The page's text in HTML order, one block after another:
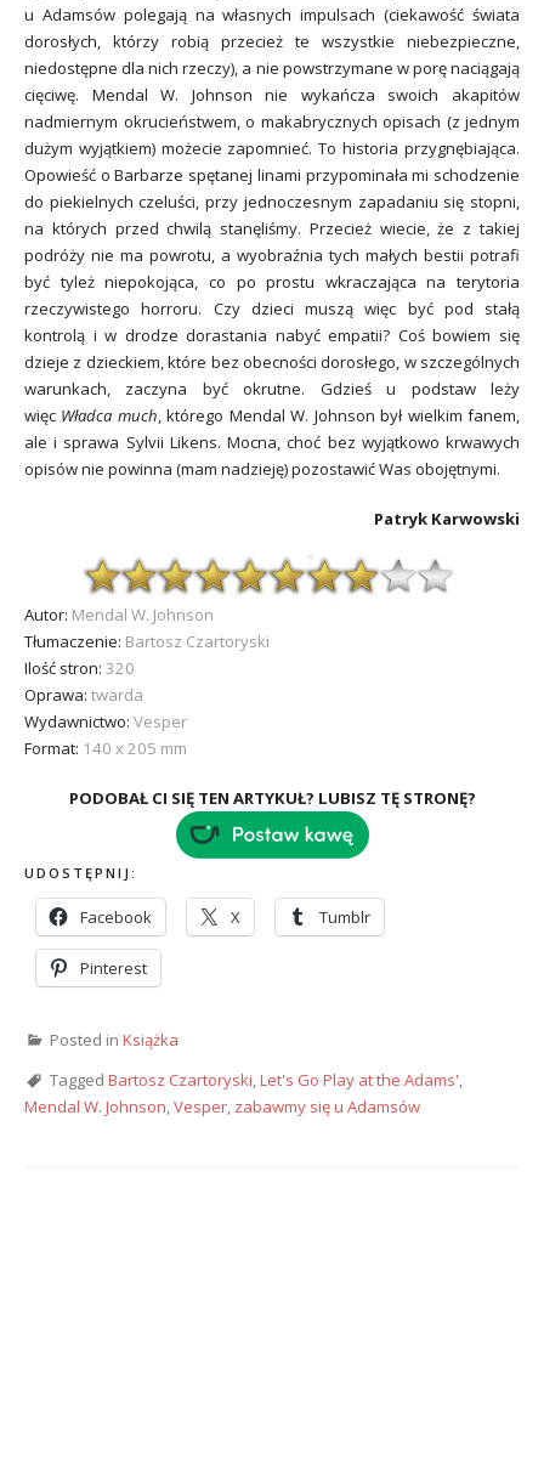
u Adamsów polegają na własnych impulsach (ciekawość świata
dorosłych, którzy robią przecież te wszystkie niebezpieczne,
niedostępne dla nich rzeczy), a nie powstrzymane w porę naciągają
cięciwę. Mendal W. Johnson nie wykańcza swoich akapitów
nadmiernym okrucieństwem, o makabrycznych opisach (z jednym
dużym wyjątkiem) możecie zapomnieć. To historia przygnębiająca.
Opowieść o Barbarze spętanej linami przypominała mi schodzenie
do piekielnych czeluści, przy jednoczesnym zapadaniu się stopni,
na których przed chwilą stanęliśmy. Przecież wiecie, że z takiej
podróży nie ma powrotu, a wyobraźnia tych małych bestii potrafi
być tyleż niepokojąca, co po prostu wkraczająca na terytoria
rzeczywistego horroru. Czy dzieci muszą więc być pod stałą
kontrolą i w drodze dorastania nabyć empatii? Coś bowiem się
dzieje z dzieckiem, które bez obecności dorosłego, w szczególnych
warunkach, zaczyna być okrutne. Gdzieś u podstaw leży
więc Władca much, którego Mendal W. Johnson był wielkim fanem,
ale i sprawa Sylvii Likens. Mocna, choć bez wyjątkowo krwawych
opisów nie powinna (mam nadzieję) pozostawić Was obojętnymi.
Patryk Karwowski
Autor: Mendal W. Johnson
Tłumaczenie: Bartosz Czartoryski
Ilość stron: 320
Oprawa: twarda
Wydawnictwo: Vesper
Format: 140 x 205 mm
PODOBAŁ CI SIĘ TEN ARTYKUŁ? LUBISZ TĘ STRONĘ?
UDOSTĘPNIJ:
Facebook X Tumblr
Pinterest
Posted in Książka
Tagged Bartosz Czartoryski,Let's Go Play at the Adams',
Mendal W. Johnson,Vesper, zabawmy się u Adamsów